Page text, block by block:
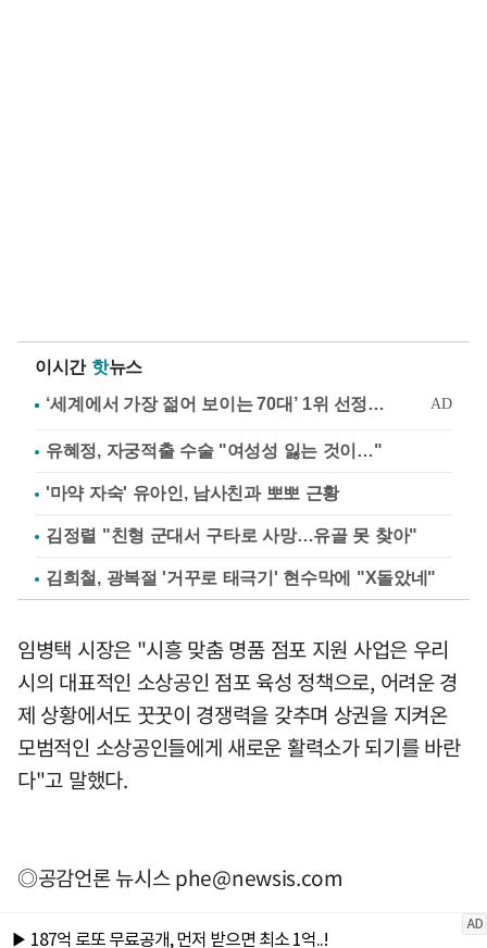
이시간 핫뉴스
유혜정, 자궁적출 수술 "여성성 잃는 것이…"
'마약 자숙' 유아인, 남사친과 뽀뽀 근황
김정렬 "친형 군대서 구타로 사망…유골 못 찾아"
김희철, 광복절 '거꾸로 태극기' 현수막에 "X돌았네"
임병택 시장은 "시흥 맞춤 명품 점포 지원 사업은 우리
시의 대표적인 소상공인 점포 육성 정책으로, 어려운 경
제 상황에서도 꿋꿋이 경쟁력을 갖추며 상권을 지켜온
모범적인 소상공인들에게 새로운 활력소가 되기를 바란
다"고 말했다.
◎공감언론 뉴시스phe@newsis.com